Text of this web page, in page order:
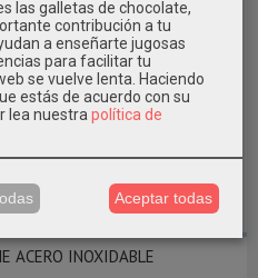
ACERO INOXIDABLE
las galletas de chocolate,
contribución a tu
a enseñarte jugosas
para facilitar tu
se vuelve lenta. Haciendo
estás de acuerdo con su
lea nuestra política de
Aceptar todas